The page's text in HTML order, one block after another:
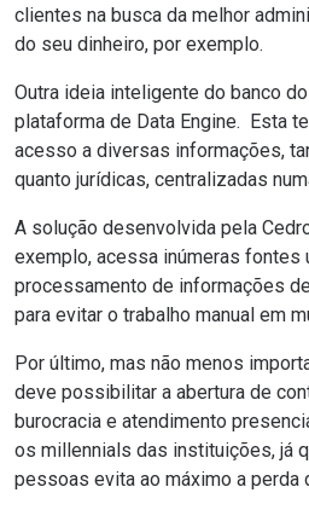
clientes na busca da melhor
do seu dinheiro, por exemplo.
Outra ideia inteligente do banco
plataforma de Data Engine. Esta
acesso a diversas informações,
quanto jurídicas, centralizadas
A solução desenvolvida pela
exemplo, acessa inúmeras fontes
processamento de informações
para evitar o trabalho manual em
Por último, mas não menos
deve possibilitar a abertura de
burocracia e atendimento
os millennials das instituições, já
pessoas evita ao máximo a perda